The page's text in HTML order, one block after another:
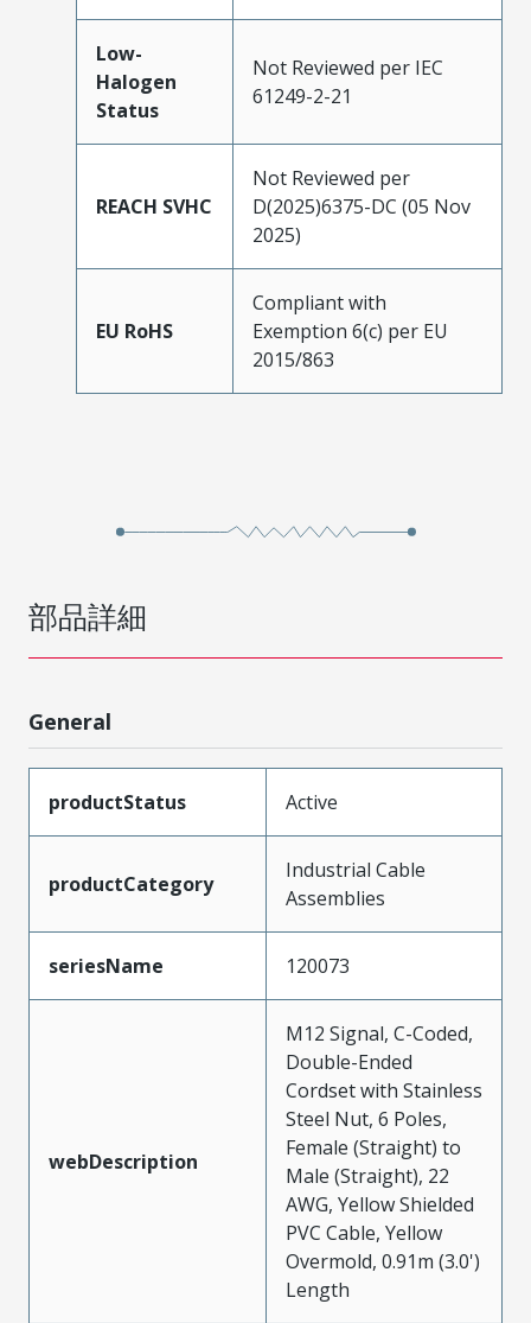
Low-
Halogen
Status
Not Reviewed per IEC
61249-2-21
REACH SVHC
Not Reviewed per
D(2025)6375-DC (05 Nov
2025)
EU RoHS
Compliant with
Exemption 6(c) per EU
2015/863
部品詳細
General
productStatus Active
productCategory
Industrial Cable
Assemblies
seriesName 120073
webDescription
M12 Signal, C-Coded,
Double-Ended
Cordset with Stainless
Steel Nut, 6 Poles,
Female (Straight) to
Male (Straight), 22
AWG, Yellow Shielded
PVC Cable, Yellow
Overmold, 0.91m (3.0')
Length